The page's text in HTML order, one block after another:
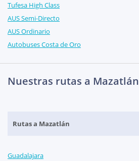
Tufesa High Class
AUS Semi-Directo
AUS Ordinario
Autobuses Costa de Oro
Nuestras rutas a Mazatlán
Rutas a Mazatlán
Guadalajara